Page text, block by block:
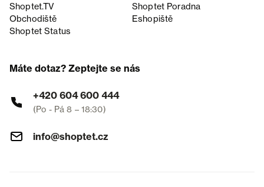
Shoptet.TV
Shoptet Poradna
Obchodiště
Eshopiště
Shoptet Status
Máte dotaz? Zeptejte se nás
+420 604 600 444
(Po - Pá 8 – 18:30)
info@shoptet.cz